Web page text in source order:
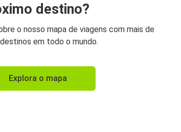
destino?
o nosso mapa de viagens com mais de
em todo o mundo.
Explora o mapa